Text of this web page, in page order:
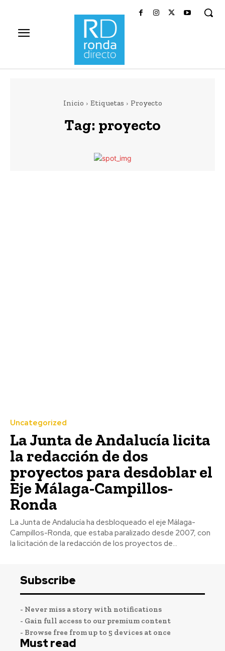
Inicio Etiquetas Proyecto
Tag: proyecto
Uncategorized
La Junta de Andalucía licita
la redacción de dos
proyectos para desdoblar el
Eje Málaga-Campillos-
Ronda
La Junta de Andalucía ha desbloqueado el eje Málaga-
Campillos-Ronda, que estaba paralizado desde 2007, con
la licitación de la redacción de los proyectos de...
Subscribe
- Never miss a story with notifications
- Gain full access to our premium content
- Browse free from up to 5 devices at once
Must read